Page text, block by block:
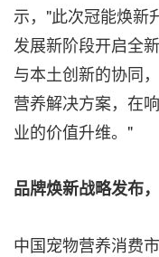
示，"此次冠能焕新
发展新阶段开启全
与本土创新的协同
营养解决方案，在
业的价值升维。"
品牌焕新战略发布
中国宠物营养消费